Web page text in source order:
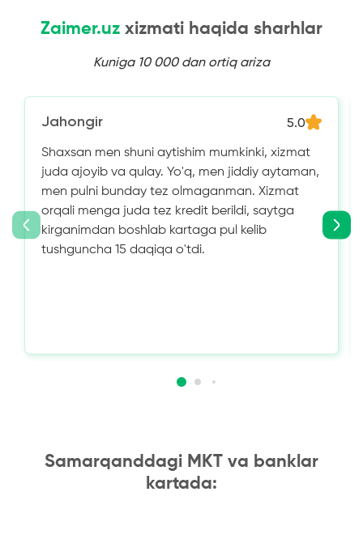
Zaimer.uz xizmati haqida sharhlar
Kuniga 10 000 dan ortiq ariza
Jahongir 5.0
Shaxsan men shuni aytishim mumkinki, xizmat
juda ajoyib va ​​qulay. Yo'q, men jiddiy aytaman,
men pulni bunday tez olmaganman. Xizmat
orqali menga juda tez kredit berildi, saytga
kirganimdan boshlab kartaga pul kelib
tushguncha 15 daqiqa o'tdi.
Samarqanddagi MKT va banklar
kartada: